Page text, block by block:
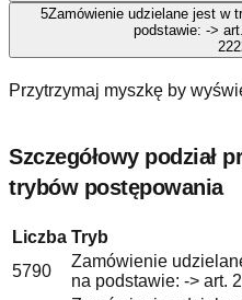
5Zamówienie udzielane jest w
podstawie: ->
222
Przytrzymaj myszkę by
Szczegółowy podział
trybów postępowania
Liczba Tryb
5790
Zamówienie
na podstawie: -> art.